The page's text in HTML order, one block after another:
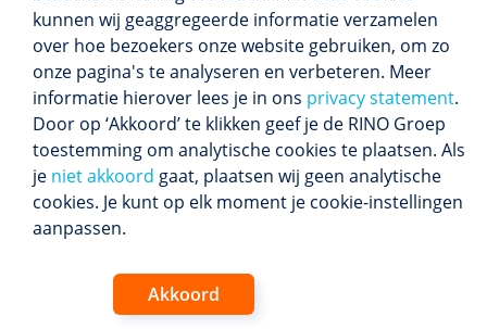
kunnen wij geaggregeerde informatie verzamelen
over hoe bezoekers onze website gebruiken, om zo
onze pagina's te analyseren en verbeteren. Meer
informatie hierover lees je in ons privacy statement.
Door op ‘Akkoord’ te klikken geef je de RINO Groep
toestemming om analytische cookies te plaatsen. Als
je niet akkoord gaat, plaatsen wij geen analytische
cookies. Je kunt op elk moment je cookie-instellingen
aanpassen.
Akkoord
Cedeo-erkend en CRKBO-geregistreerd
Gemiddelde beoordeling 8,4
Volg ons
Blijf op de hoogte van het (nieuwe) scholings­
aanbod en ons laatste nieuws.